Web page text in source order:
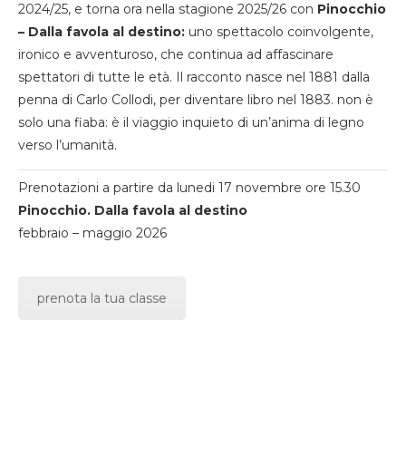
2024/25, e torna ora nella stagione 2025/26 con Pinocchio
– Dalla favola al destino: uno spettacolo coinvolgente,
ironico e avventuroso, che continua ad affascinare
spettatori di tutte le età. Il racconto nasce nel 1881 dalla
penna di Carlo Collodi, per diventare libro nel 1883. non è
solo una fiaba: è il viaggio inquieto di un’anima di legno
verso l’umanità.
Prenotazioni a partire da lunedi 17 novembre ore 15.30
Pinocchio. Dalla favola al destino
febbraio – maggio 2026
prenota la tua classe